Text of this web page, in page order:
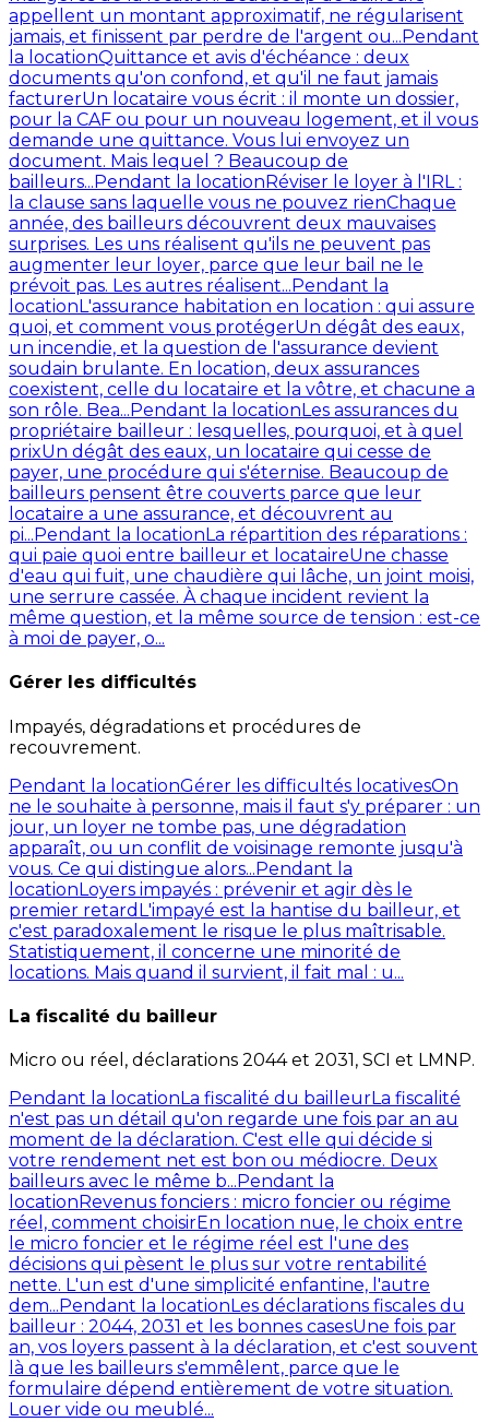
appellent un montant approximatif, ne régularisent
jamais, et finissent par perdre de l'argent ou...Pendant
la locationQuittance et avis d'échéance : deux
documents qu'on confond, et qu'il ne faut jamais
facturerUn locataire vous écrit : il monte un dossier,
pour la CAF ou pour un nouveau logement, et il vous
demande une quittance. Vous lui envoyez un
document. Mais lequel ? Beaucoup de
bailleurs...Pendant la locationRéviser le loyer à l'IRL :
la clause sans laquelle vous ne pouvez rienChaque
année, des bailleurs découvrent deux mauvaises
surprises. Les uns réalisent qu'ils ne peuvent pas
augmenter leur loyer, parce que leur bail ne le
prévoit pas. Les autres réalisent...Pendant la
locationL'assurance habitation en location : qui assure
quoi, et comment vous protégerUn dégât des eaux,
un incendie, et la question de l'assurance devient
soudain brulante. En location, deux assurances
coexistent, celle du locataire et la vôtre, et chacune a
son rôle. Bea...Pendant la locationLes assurances du
propriétaire bailleur : lesquelles, pourquoi, et à quel
prixUn dégât des eaux, un locataire qui cesse de
payer, une procédure qui s'éternise. Beaucoup de
bailleurs pensent être couverts parce que leur
locataire a une assurance, et découvrent au
pi...Pendant la locationLa répartition des réparations :
qui paie quoi entre bailleur et locataireUne chasse
d'eau qui fuit, une chaudière qui lâche, un joint moisi,
une serrure cassée. À chaque incident revient la
même question, et la même source de tension : est-ce
à moi de payer, o...
Gérer les difficultés
Impayés, dégradations et procédures de
recouvrement.
Pendant la locationGérer les difficultés locativesOn
ne le souhaite à personne, mais il faut s'y préparer : un
jour, un loyer ne tombe pas, une dégradation
apparaît, ou un conflit de voisinage remonte jusqu'à
vous. Ce qui distingue alors...Pendant la
locationLoyers impayés : prévenir et agir dès le
premier retard L'impayé est la hantise du bailleur, et
c'est paradoxalement le risque le plus maîtrisable.
Statistiquement, il concerne une minorité de
locations. Mais quand il survient, il fait mal : u...
La fiscalité du bailleur
Micro ou réel, déclarations 2044 et 2031, SCI et LMNP.
Pendant la location La fiscalité du bailleurLa fiscalité
n'est pas un détail qu'on regarde une fois par an au
moment de la déclaration. C'est elle qui décide si
votre rendement net est bon ou médiocre. Deux
bailleurs avec le même b... Pendant la
location Revenus fonciers : micro foncier ou régime
réel, comment choisirEn location nue, le choix entre
le micro foncier et le régime réel est l'une des
décisions qui pèsent le plus sur votre rentabilité
nette. L'un est d'une simplicité enfantine, l'autre
dem... Pendant la location Les déclarations fiscales du
bailleur : 2044, 2031 et les bonnes casesUne fois par
an, vos loyers passent à la déclaration, et c'est souvent
là que les bailleurs s'emmêlent, parce que le
formulaire dépend entièrement de votre situation.
Louer vide ou meublé...